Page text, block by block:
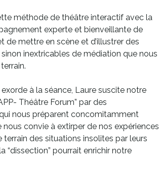
méthode de théâtre interactif avec la
experte et bienveillante de
de mettre en scène et d’illustrer des
inextricables de médiation que nous
exorde à la séance, Laure suscite notre
Théâtre Forum” par des
nous préparent concomitamment
nous convie à extirper de nos expériences
terrain des situations insolites par leurs
“dissection” pourrait enrichir notre